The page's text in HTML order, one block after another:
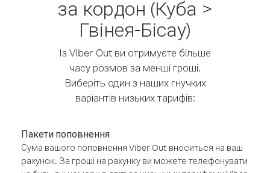
за кордон (Куба >
Гвінея-Бісау)
Із Viber Out ви отримуєте більше
часу розмов за менші гроші.
Виберіть один з наших гнучких
варіантів низьких тарифів:
Пакети поповнення
Сума вашого поповнення Viber Out вноситься на ваш
рахунок. За гроші на рахунку ви можете телефонувати